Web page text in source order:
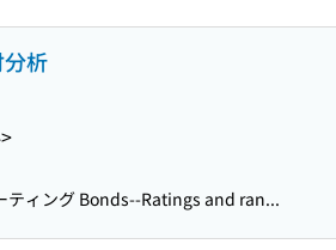
析
ティング Bonds--Ratings and ran...